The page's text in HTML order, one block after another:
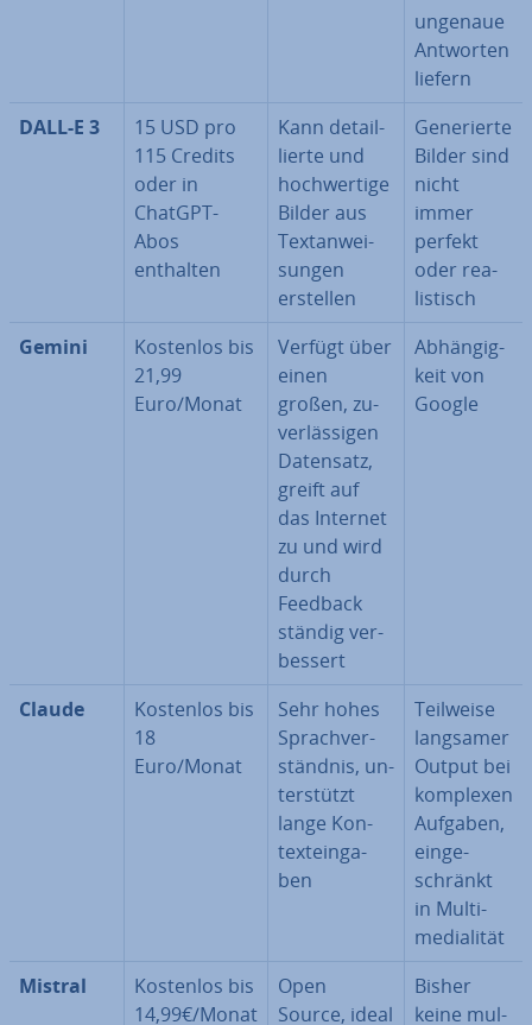
ungenaue
Antworten
liefern
DALL-E 3
15 USD pro
115 Credits
oder in
ChatGPT-
Abos
enthalten
Kann de­tail­
lier­te und
hoch­wer­ti­ge
Bilder aus
Text­an­wei­
sun­gen
erstellen
Ge­ne­rier­te
Bilder sind
nicht
immer
perfekt
oder rea­
lis­tisch
Gemini
Kostenlos bis
21,99
Euro/Monat
Verfügt über
einen
großen, zu­
ver­läs­si­gen
Datensatz,
greift auf
das Internet
zu und wird
durch
Feedback
ständig ver­
bes­sert
Ab­hän­gig­
keit von
Google
Claude
Kostenlos bis
18
Euro/Monat
Sehr hohes
Sprach­ver­
ständ­nis, un­
ter­stützt
lange Kon­
text­ein­ga­
ben
Teilweise
langsamer
Output bei
komplexen
Aufgaben,
ein­ge­
schränkt
in Mul­ti­
me­dia­li­tät
Mistral
Kostenlos bis
14,99€/Monat
Open
Source, ideal
Bisher
keine mul­